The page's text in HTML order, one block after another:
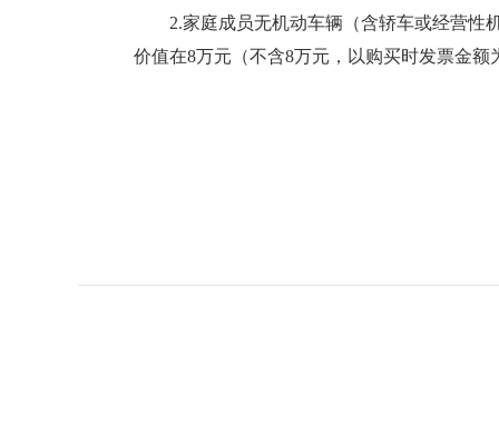
2.家庭成员无机动车辆（含轿车或经营性
价值在8万元（不含8万元，以购买时发票金额